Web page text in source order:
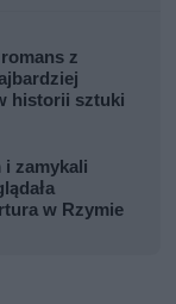
z
historii sztuki
i zamykali
w Rzymie